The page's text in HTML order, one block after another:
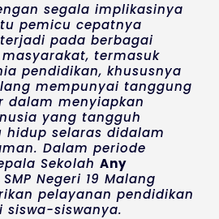
segala implikasinya
pemicu cepatnya
pada berbagai
termasuk
pendidikan, khususnya
mempunyai tanggung
dalam menyiapkan
yang tangguh
hidup selaras didalam
Dalam periode
Sekolah Any
SMP Negeri 19 Malang
pelayanan pendidikan
siswa-siswanya.